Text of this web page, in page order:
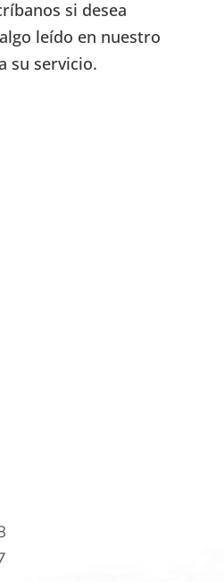
si desea
leído en nuestro
su servicio.